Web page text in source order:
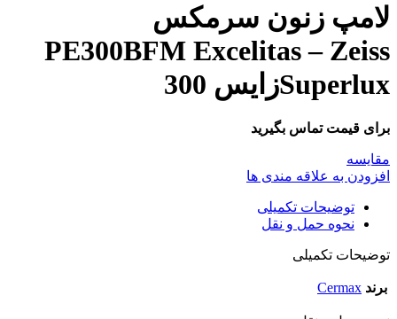
لامپ زنون سرمکس
PE300BFM Excelitas – Zeiss
Superluxزایس 300
برای قیمت تماس بگیرید
مقایسه
افزودن به علاقه مندی ها
توضیحات تکمیلی
نحوه حمل و نقل
توضیحات تکمیلی
برند Cermax